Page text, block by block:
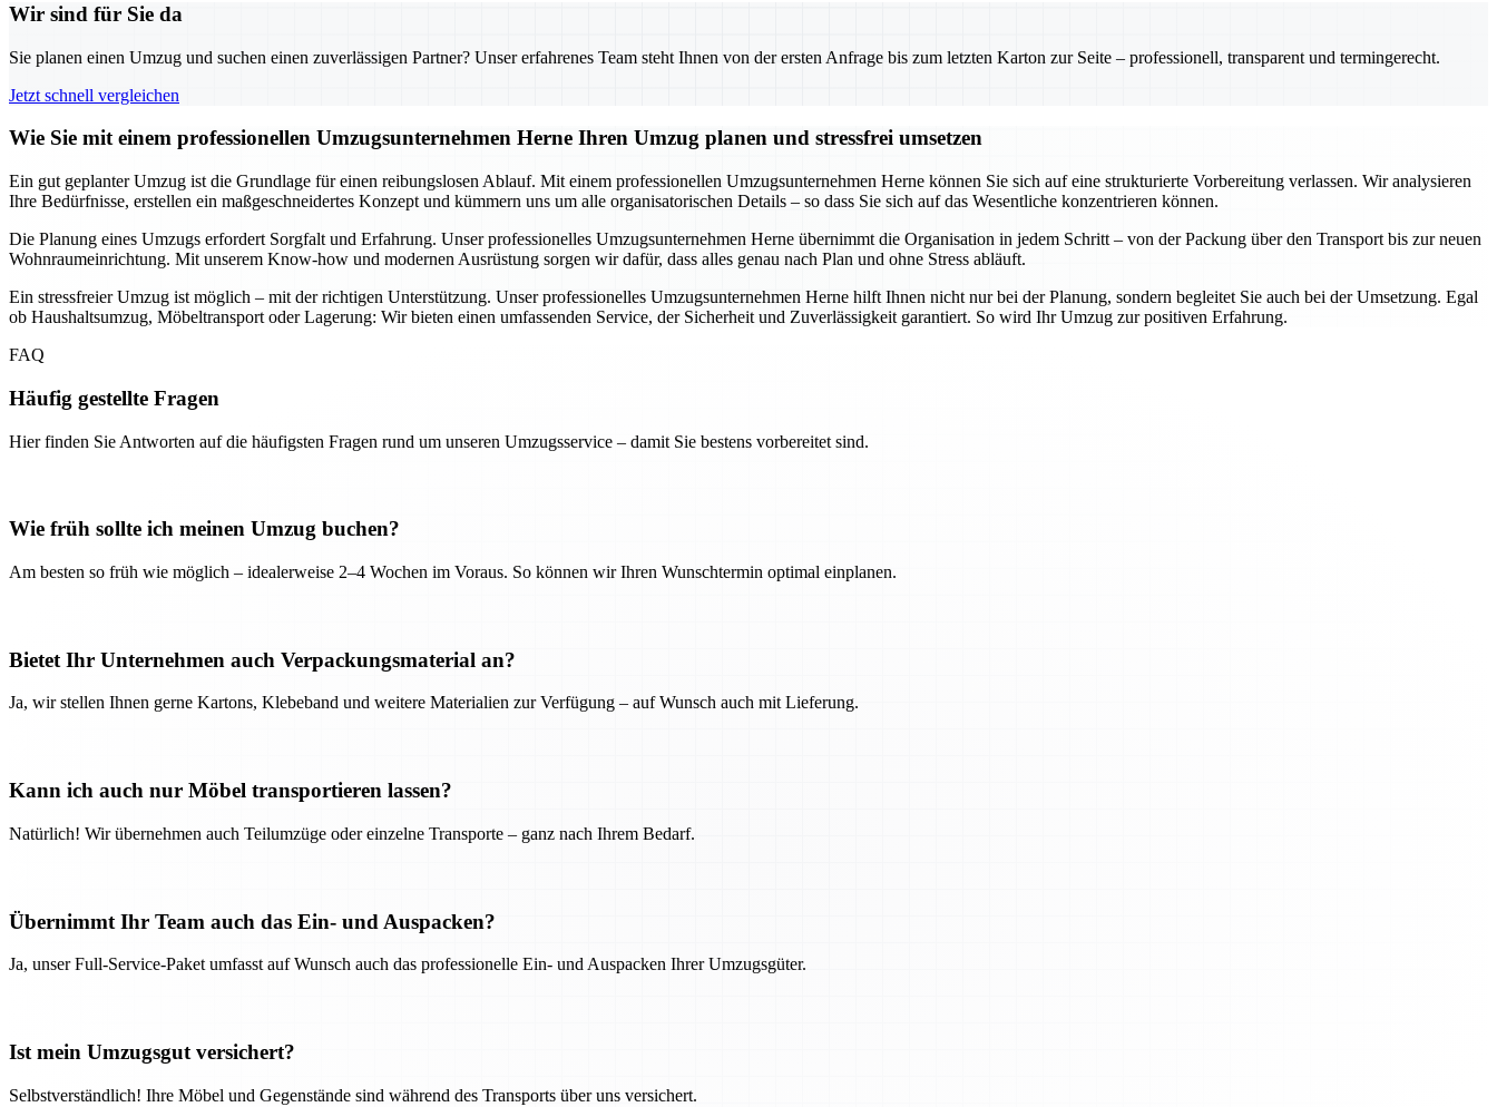
Wir sind für Sie da
Sie planen einen Umzug und suchen einen zuverlässigen Partner? Unser erfahrenes Team steht Ihnen von der ersten Anfrage bis zum letzten Karton zur Seite – professionell, transparent und termingerecht.
Jetzt schnell vergleichen
Wie Sie mit einem professionellen Umzugsunternehmen Herne Ihren Umzug planen und stressfrei umsetzen
Ein gut geplanter Umzug ist die Grundlage für einen reibungslosen Ablauf. Mit einem professionellen Umzugsunternehmen Herne können Sie sich auf eine strukturierte Vorbereitung verlassen. Wir analysieren
Ihre Bedürfnisse, erstellen ein maßgeschneidertes Konzept und kümmern uns um alle organisatorischen Details – so dass Sie sich auf das Wesentliche konzentrieren können.
Die Planung eines Umzugs erfordert Sorgfalt und Erfahrung. Unser professionelles Umzugsunternehmen Herne übernimmt die Organisation in jedem Schritt – von der Packung über den Transport bis zur neuen
Wohnraumeinrichtung. Mit unserem Know-how und modernen Ausrüstung sorgen wir dafür, dass alles genau nach Plan und ohne Stress abläuft.
Ein stressfreier Umzug ist möglich – mit der richtigen Unterstützung. Unser professionelles Umzugsunternehmen Herne hilft Ihnen nicht nur bei der Planung, sondern begleitet Sie auch bei der Umsetzung. Egal
ob Haushaltsumzug, Möbeltransport oder Lagerung: Wir bieten einen umfassenden Service, der Sicherheit und Zuverlässigkeit garantiert. So wird Ihr Umzug zur positiven Erfahrung.
FAQ
Häufig gestellte Fragen
Hier finden Sie Antworten auf die häufigsten Fragen rund um unseren Umzugsservice – damit Sie bestens vorbereitet sind.
Wie früh sollte ich meinen Umzug buchen?
Am besten so früh wie möglich – idealerweise 2–4 Wochen im Voraus. So können wir Ihren Wunschtermin optimal einplanen.
Bietet Ihr Unternehmen auch Verpackungsmaterial an?
Ja, wir stellen Ihnen gerne Kartons, Klebeband und weitere Materialien zur Verfügung – auf Wunsch auch mit Lieferung.
Kann ich auch nur Möbel transportieren lassen?
Natürlich! Wir übernehmen auch Teilumzüge oder einzelne Transporte – ganz nach Ihrem Bedarf.
Übernimmt Ihr Team auch das Ein- und Auspacken?
Ja, unser Full-Service-Paket umfasst auf Wunsch auch das professionelle Ein- und Auspacken Ihrer Umzugsgüter.
Ist mein Umzugsgut versichert?
Selbstverständlich! Ihre Möbel und Gegenstände sind während des Transports über uns versichert.